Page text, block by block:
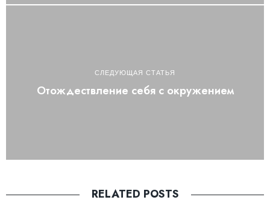
СЛЕДУЮЩАЯ СТАТЬЯ
Отождествление себя с окружением
RELATED POSTS